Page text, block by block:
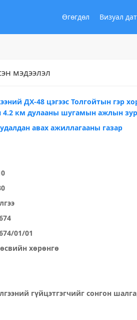
Өгөгдөл Визуал
мэдээлэл
ДХ-48 цэгээс Толгойтын гэр
км дулааны шугамын ажлын
авах ажиллагааны газар
01/01
хөрөнгө
гүйцэтгэгчийг сонгон